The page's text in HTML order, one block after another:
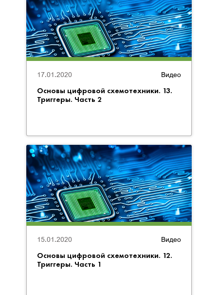
Видео
Основы цифровой схемотехники. 13.
Триггеры. Часть 2
17.01.2020
Видео
Основы цифровой схемотехники. 12.
Триггеры. Часть 1
15.01.2020